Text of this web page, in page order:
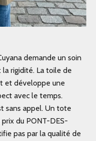
demande un soin
rigidité. La toile de
et développe une
avec le temps.
sans appel. Un tote
du PONT-DES-
pas par la qualité de